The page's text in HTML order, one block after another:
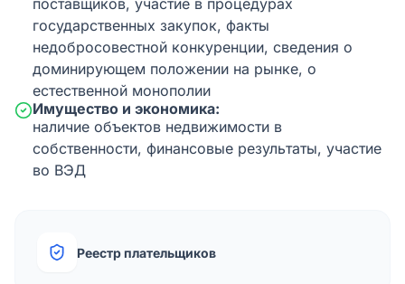
поставщиков, участие в процедурах
государственных закупок, факты
недобросовестной конкуренции, сведения о
доминирующем положении на рынке, о
естественной монополии
Имущество и экономика:
наличие объектов недвижимости в
собственности, финансовые результаты, участие
во ВЭД
Реестр плательщиков